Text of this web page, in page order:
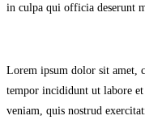
in culpa qui officia deserunt
Lorem ipsum dolor sit amet,
tempor incididunt ut labore
veniam, quis nostrud